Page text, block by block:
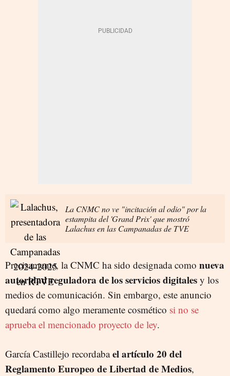
La CNMC no ve "incitación al odio" por la
estampita del 'Grand Prix' que mostró
Lalachus en las Campanadas de TVE
Precisamente, la CNMC ha sido designada como nueva
autoridad reguladora de los servicios digitales y los
medios de comunicación. Sin embargo, este anuncio
quedará como algo meramente cosmético si no se
aprueba el mencionado proyecto de ley.
García Castillejo recordabael artículo 20 del
Reglamento Europeo de Libertad de Medios,